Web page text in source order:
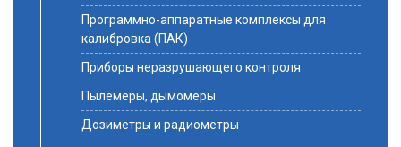
Программно-аппаратные комплексы для
калибровка (ПАК)
Приборы неразрушающего контроля
Пылемеры, дымомеры
Дозиметры и радиометры